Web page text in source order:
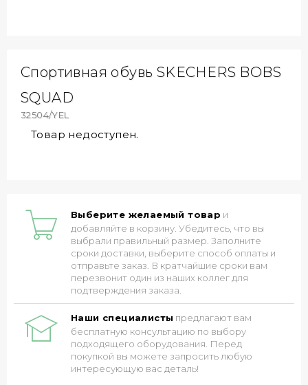
Спортивная обувь SKECHERS BOBS
SQUAD
32504/YEL
Товар недоступен.
Выберите желаемый товар и
добавляйте в корзину. Убедитесь, что вы
выбрали правильный размер. Заполните
сроки доставки, выберите способ оплаты и
отправьте заказ. В кратчайшие сроки вам
перезвонит один из наших коллег для
подтверждения заказа.
Наши специалисты предлагают вам
бесплатную консультацию по выбору
подходящего оборудования. Перед
покупкой вы можете запросить любую
интересующую вас деталь!